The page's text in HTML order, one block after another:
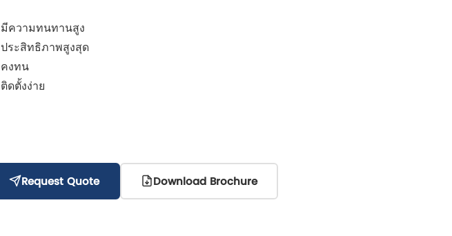
มีความทนทานสูง
ประสิทธิภาพสูงสุด
คงทน
ติดตั้งง่าย
Request Quote Download Brochure